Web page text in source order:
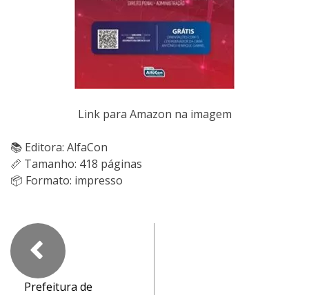
Link para Amazon na imagem
📚 Editora: AlfaCon
📏 Tamanho: 418 páginas
📦 Formato: impresso
Prefeitura de